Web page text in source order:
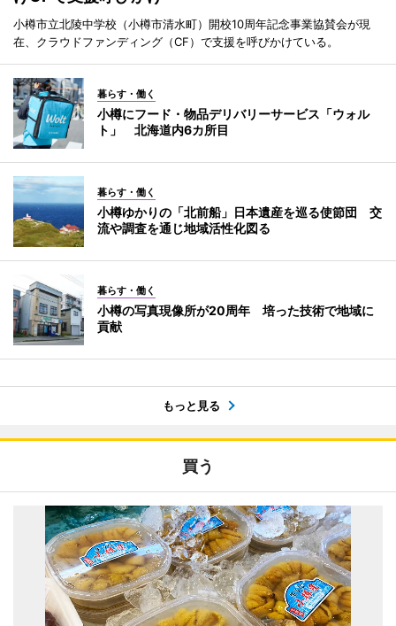
小樽市立北陵中学校（小樽市清水町）開校10周年記念事業協賛会が現
在、クラウドファンディング（CF）で支援を呼びかけている。
暮らす・働く
小樽にフード・物品デリバリーサービス「ウォル
ト」 北海道内6カ所目
暮らす・働く
小樽ゆかりの「北前船」日本遺産を巡る使節団 交
流や調査を通じ地域活性化図る
暮らす・働く
小樽の写真現像所が20周年 培った技術で地域に
貢献
もっと見る
買う